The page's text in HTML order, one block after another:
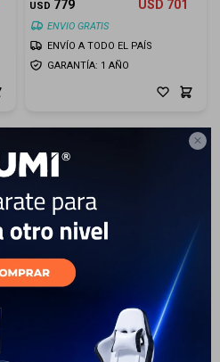

USD 779 USD 701
ENVIO GRATIS
GARANTÍA: 1 AÑO
ENVÍO A TODO EL PAÍS
Smart TV 65¨ QLED 4K, Q8F,
Vision AI (2025)